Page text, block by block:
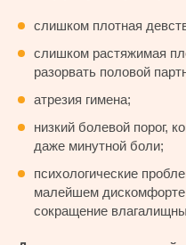
слишком плотная
слишком растяжимая
разорвать половой
атрезия гимена;
низкий болевой порог,
даже минутной боли;
психологические
малейшем дискомфорте
сокращение